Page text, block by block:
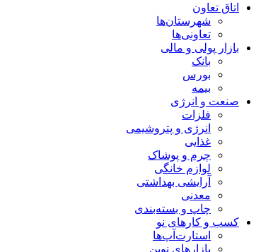
اتاق تعاون
شهرستان‌ها
تعاونی‌ها
بازار پولی و مالی
بانک
بورس
بیمه
صنعت و انرژی
فلزات
انرژی و پتروشیمی
غذایی
چرم و پوشاک
لوازم خانگی
آرایشی بهداشتی
معدنی
چاپ و بسته‌بندی
کسب و کارهای نو
استارت‌آپ‌ها
بازارهای نوین